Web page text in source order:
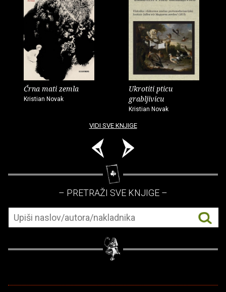
Črna mati zemla
Kristian Novak
Ukrotiti pticu
grabljivicu
Kristian Novak
VIDI SVE KNJIGE
– PRETRAŽI SVE KNJIGE –